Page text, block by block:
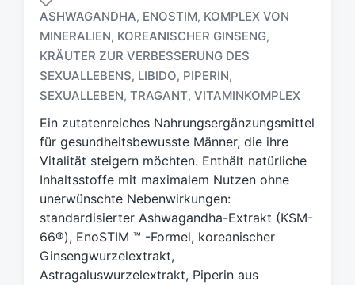
S
c
h
a
g
w
ö
t
e
r
ASHWAGANDHA, ENOSTIM, KOMPLEX VON
MINERALIEN, KOREANISCHER GINSENG,
KRÄUTER ZUR VERBESSERUNG DES
SEXUALLEBENS, LIBIDO, PIPERIN,
SEXUALLEBEN, TRAGANT, VITAMINKOMPLEX
Ein zutatenreiches Nahrungsergänzungsmittel
für gesundheitsbewusste Männer, die ihre
Vitalität steigern möchten. Enthält natürliche
Inhaltsstoffe mit maximalem Nutzen ohne
unerwünschte Nebenwirkungen:
standardisierter Ashwagandha-Extrakt (KSM-
66®), EnoSTIM ™ -Formel, koreanischer
Ginsengwurzelextrakt,
Astragaluswurzelextrakt, Piperin aus